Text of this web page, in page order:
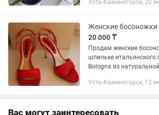
Усть-Каменогорск, 20
20 000 ₸
Продам женские
шпильке итальянского
Bologna из
красный, стелька и
Усть-Каменогорск, 12
Вас могут заинтересовать